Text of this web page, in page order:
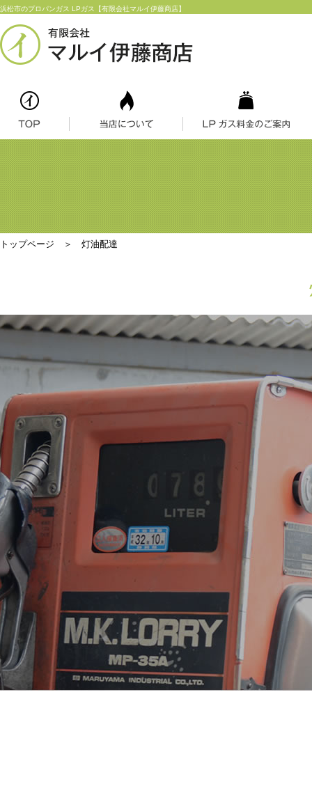
浜松市のプロパンガス LPガス【有限会社マルイ伊藤商店】
トップページ ＞ 灯油配達